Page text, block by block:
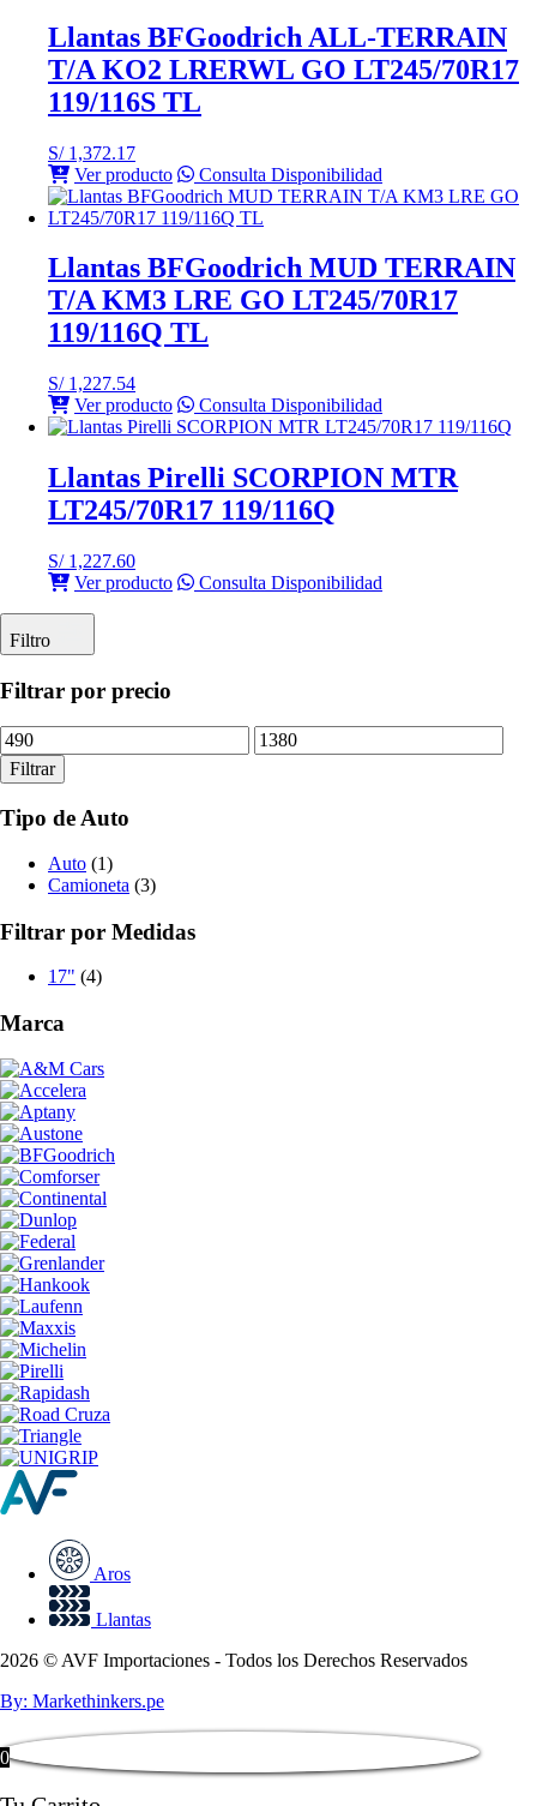
Llantas BFGoodrich ALL-TERRAIN
T/A KO2 LRERWL GO LT245/70R17
119/116S TL
S/1,372.17
Ver producto
Consulta Disponibilidad
Llantas BFGoodrich MUD TERRAIN
T/A KM3 LRE GO LT245/70R17
119/116Q TL
S/1,227.54
Ver producto
Consulta Disponibilidad
Llantas Pirelli SCORPION MTR
LT245/70R17 119/116Q
S/1,227.60
Ver producto
Consulta Disponibilidad
Filtro
Filtrar por precio
Precio
mínimo
Precio
máximo
Filtrar
Tipo de Auto
Auto (1)
Camioneta (3)
Filtrar por Medidas
17" (4)
Marca
Aros
Llantas
2026 © AVF Importaciones - Todos los Derechos Reservados
By: Markethinkers.pe
0